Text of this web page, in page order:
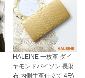
HALEINE 一枚革 ダイ
ヤモンドパイソン 長財
布 内側牛革仕立て 4FA